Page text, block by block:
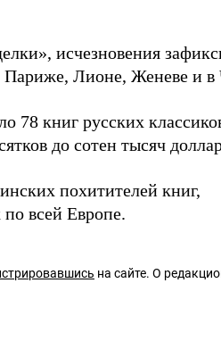
исчезновения
Лионе, Женеве и в
78 книг русских
до сотен тысяч
похитителей книг,
всей Европе.
на сайте. О